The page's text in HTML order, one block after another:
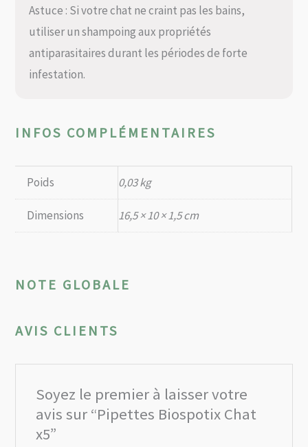
Astuce : Si votre chat ne craint pas les bains,
utiliser un shampoing aux propriétés
antiparasitaires durant les périodes de forte
infestation.
INFOS COMPLÉMENTAIRES
Poids 0,03 kg
Dimensions 16,5 × 10 × 1,5 cm
NOTE GLOBALE
AVIS CLIENTS
Soyez le premier à laisser votre
avis sur “Pipettes Biospotix Chat
x5”